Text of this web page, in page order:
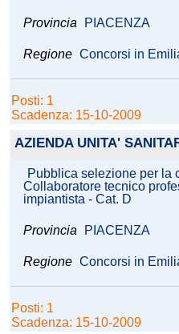
Provincia PIACENZA
Regione Concorsi in
Posti: 1
Scadenza: 15-10-2009
AZIENDA UNITA'
Pubblica selezione per la
Collaboratore tecnico
impiantista - Cat. D
Provincia PIACENZA
Regione Concorsi in
Posti: 1
Scadenza: 15-10-2009